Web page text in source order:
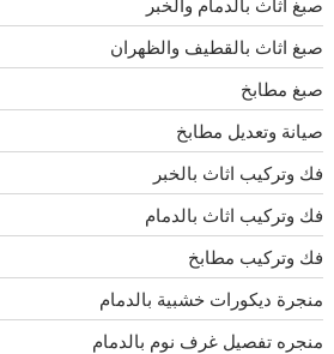
صبغ اثاث بالدمام والخبر
صبغ اثاث بالقطيف والظهران
صبغ مطابخ
صيانة وتعديل مطابخ
فك وتركيب اثاث بالخبر
فك وتركيب اثاث بالدمام
فك وتركيب مطابخ
منجرة ديكورات خشبية بالدمام
منجره تفصيل غرف نوم بالدمام